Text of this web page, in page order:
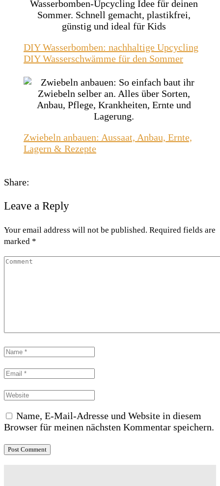
DIY Wasserbomben: nachhaltige Upcycling
DIY Wasserschwämme für den Sommer
Zwiebeln anbauen: Aussaat, Anbau, Ernte,
Lagern & Rezepte
Share:
Leave a Reply
Your email address will not be published. Required fields are
marked *
Name, E-Mail-Adresse und Website in diesem
Browser für meinen nächsten Kommentar speichern.